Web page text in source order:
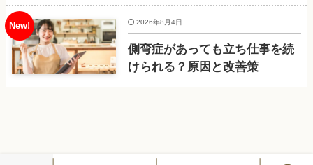
側弯症があっても立ち仕事を続
けられる？原因と改善策
2026年8月4日